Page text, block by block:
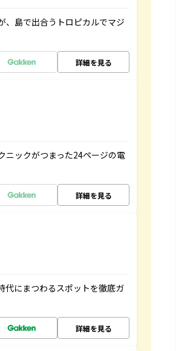
、島で出合うトロピカルでマジ
詳細を見る
ニックがつまった24ページの電
詳細を見る
代にまつわるスポットを徹底ガ
詳細を見る